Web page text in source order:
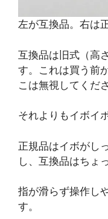
左が互換品。右は
互換品は旧式（高
す。これは買う前
こは無視してくださ
それよりもイボイ
正規品はイボがし
し、互換品はちょ
指が滑らず操作し
す。